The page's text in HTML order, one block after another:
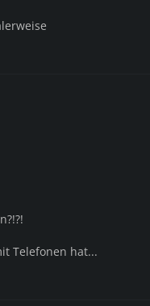
Telefonen hat...